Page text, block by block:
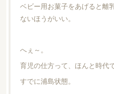
ベビー用お菓子をあげると離
ないほうがいい。
へぇ～。
育児の仕方って、ほんと時代
すでに浦島状態。